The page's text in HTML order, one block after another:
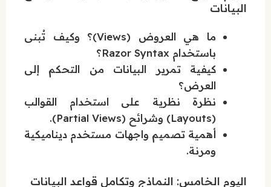
البيانات
ما هي العروض (Views)؟ وكيف تُبنى
باستخدام Razor Syntax؟
كيفية تمرير البيانات من التحكم إلى
العرض؟
نظرة نظرية على استخدام القوالب
(Layouts) وشرائح (Partial Views).
أهمية تصميم واجهات مستخدم ديناميكية
ومرنة.
اليوم الخامس: النماذج وتكامل قواعد البيانات